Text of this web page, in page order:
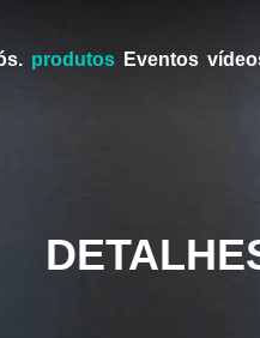
produtos Eventos